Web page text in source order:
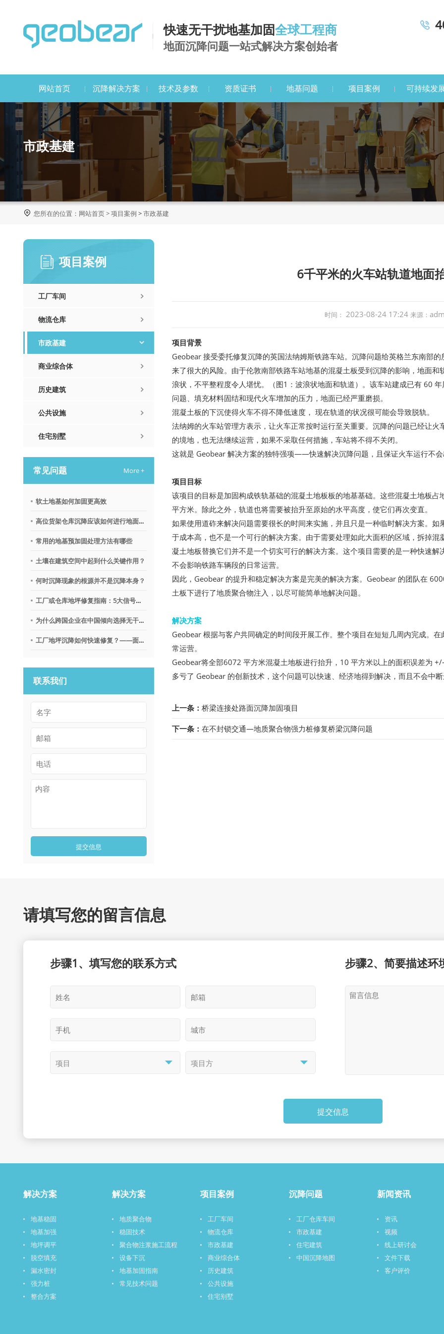
快速无干扰地基加固全球工程商
地面沉降问题一站式解决方案创始者
网站首页 沉降解决方案 技术及参数 资质证书 地基问题 项目案例 可持续发
市政基建
 您所在的位置： 网站首页>项目案例 >市政基建
项目案例
工厂车间
物流仓库
市政基建
商业综合体
历史建筑
公共设施
住宅别墅
常见问题 More +
软土地基如何加固更高效
高位货架仓库沉降应该如何进行地面调平？
常用的地基预加固处理方法有哪些
土壤在建筑空间中起到什么关键作用？
何时沉降现象的根源并不是沉降本身？
工厂或仓库地坪修复指南：5大信号提示需要地质聚合物技术
为什么跨国企业在中国倾向选择无干扰地基修复沉降技术？
工厂地坪沉降如何快速修复？——面向不停产环境的解决思路
联系我们
提交信息
6千平米的火车站轨道地面
时间： 2023-08-24 17:24 来源：
项目背景
Geobear 接受委托修复沉降的英国法纳姆斯铁路车站。沉降问题给英格兰东南部的
来了很大的风险。由于伦敦南部铁路车站地基的混凝土板受到沉降的影响，地面和
浪状，不平整程度令人堪忧。（图1：波浪状地面和轨道）。该车站建成已有 60
问题、填充材料固结和现代火车增加的压力，地面已经严重磨损。
混凝土板的下沉使得火车不得不降低速度， 现在轨道的状况很可能会导致脱轨。
法纳姆的火车站管理方表示，让火车正常按时运行至关重要。沉降的问题已经让火
的境地，也无法继续运营，如果不采取任何措施，车站将不得不关闭。
这就是 Geobear 解决方案的独特强项——快速解决沉降问题，且保证火车运行不
项目目标
该项目的目标是加固构成铁轨基础的混凝土地板板的地基基础。这些混凝土地板占
平方米。除此之外，轨道也将需要被抬升至原始的水平高度，使它们再次变直。
如果使用道砟来解决问题需要很长的时间来实施，并且只是一种临时解决方案。如
于成本高，也不是一个可行的解决方案。由于需要处理如此大面积的区域，拆掉混
凝土地板替换它们并不是一个切实可行的解决方案。这个项目需要的是一种快速解
不会影响铁路车辆段的日常运营。
因此，Geobear 的提升和稳定解决方案是完美的解决方案。Geobear 的团队在
土板下进行了地质聚合物注入，以尽可能简单地解决问题。
解决方案
Geobear 根据与客户共同确定的时间段开展工作。整个项目在短短几周内完成。
常运营。
Geobear将全部6072 平方米混凝土地板进行抬升，10 平方米以上的面积误差为
多亏了 Geobear 的创新技术，这个问题可以快速、经济地得到解决，而且不会中
上一条： 桥梁连接处路面沉降加固项目
下一条： 在不封锁交通—地质聚合物强力桩修复桥梁沉降问题
请填写您的留言信息
步骤1、填写您的联系方式 步骤2、简要描述环
提交信息
解决方案
地基稳固
地基加强
地坪调平
脱空填充
漏水密封
强力桩
整合方案
解决方案
地质聚合物
稳固技术
聚合物注浆施工流程
设备下沉
地基加固指南
常见技术问题
项目案例
工厂车间
物流仓库
市政基建
商业综合体
历史建筑
公共设施
住宅别墅
沉降问题
工厂仓库车间
市政基建
住宅建筑
中国沉降地图
新闻资讯
资讯
视频
线上研讨会
文件下载
客户评价